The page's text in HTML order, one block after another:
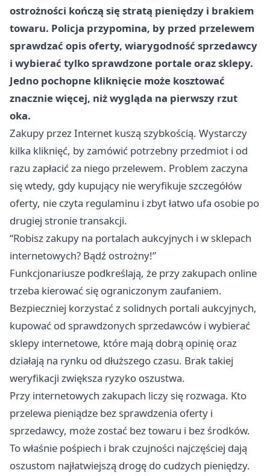
ostrożności kończą się stratą pieniędzy i brakiem
towaru. Policja przypomina, by przed przelewem
sprawdzać opis oferty, wiarygodność sprzedawcy
i wybierać tylko sprawdzone portale oraz sklepy.
Jedno pochopne kliknięcie może kosztować
znacznie więcej, niż wygląda na pierwszy rzut
oka.
Zakupy przez Internet kuszą szybkością. Wystarczy
kilka kliknięć, by zamówić potrzebny przedmiot i od
razu zapłacić za niego przelewem. Problem zaczyna
się wtedy, gdy kupujący nie weryfikuje szczegółów
oferty, nie czyta regulaminu i zbyt łatwo ufa osobie po
drugiej stronie transakcji.
“Robisz zakupy na portalach aukcyjnych i w sklepach
internetowych? Bądź ostrożny!”
Funkcjonariusze podkreślają, że przy zakupach online
trzeba kierować się ograniczonym zaufaniem.
Bezpieczniej korzystać z solidnych portali aukcyjnych,
kupować od sprawdzonych sprzedawców i wybierać
sklepy internetowe, które mają dobrą opinię oraz
działają na rynku od dłuższego czasu. Brak takiej
weryfikacji zwiększa ryzyko oszustwa.
Przy internetowych zakupach liczy się rozwaga. Kto
przelewa pieniądze bez sprawdzenia oferty i
sprzedawcy, może zostać bez towaru i bez środków.
To właśnie pośpiech i brak czujności najczęściej dają
oszustom najłatwiejszą drogę do cudzych pieniędzy.